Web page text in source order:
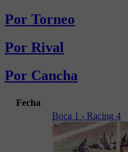
Por Torneo
Por Rival
Por Cancha
Fecha
Boca 1 - Racing 4